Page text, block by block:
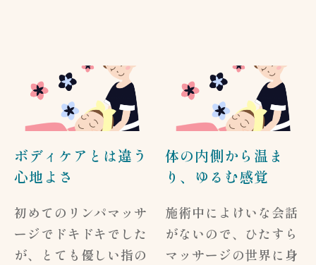
ボディケアとは違う
心地よさ
初めてのリンパマッサ
ージでドキドキでした
が、とても優しい指の
体の内側から温ま
り、ゆるむ感覚
施術中によけいな会話
がないので、ひたすら
マッサージの世界に身